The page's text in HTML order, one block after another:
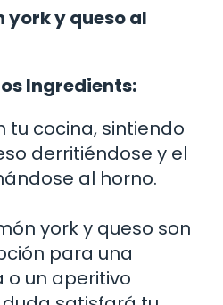
y queso al
Ingredients:
tu cocina, sintiendo
derritiéndose y el
al horno.
york y queso son
para una
un aperitivo